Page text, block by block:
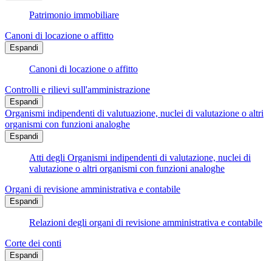
Patrimonio immobiliare
Canoni di locazione o affitto
Espandi
Canoni di locazione o affitto
Controlli e rilievi sull'amministrazione
Espandi
Organismi indipendenti di valutuazione, nuclei di valutazione o altri
organismi con funzioni analoghe
Espandi
Atti degli Organismi indipendenti di valutazione, nuclei di
valutazione o altri organismi con funzioni analoghe
Organi di revisione amministrativa e contabile
Espandi
Relazioni degli organi di revisione amministrativa e contabile
Corte dei conti
Espandi